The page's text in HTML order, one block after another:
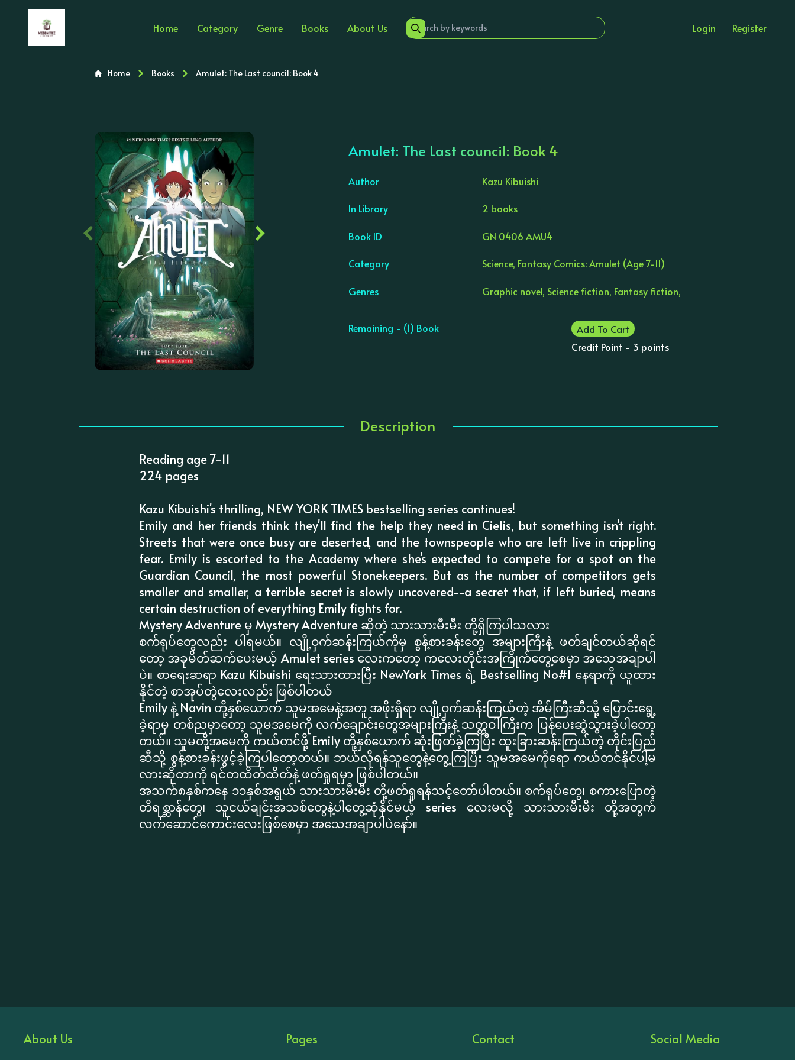
Home Category Genre Books About Us Login Register
Home Books Amulet: The Last council: Book 4
‹ ›
Amulet: The Last council: Book 4
Author Kazu Kibuishi
In Library 2 books
Book ID GN 0406 AMU4
Category Science, Fantasy Comics: Amulet (Age 7-11)
Genres Graphic novel, Science fiction, Fantasy fiction,
Remaining - (1) Book
Add To Cart
Credit Point - 3 points
Description
Reading age 7-11
224 pages
Kazu Kibuishi's thrilling, NEW YORK TIMES bestselling series continues!
Emily and her friends think they'll find the help they need in Cielis, but something isn't right.
Streets that were once busy are deserted, and the townspeople who are left live in crippling
fear. Emily is escorted to the Academy where she's expected to compete for a spot on the
Guardian Council, the most powerful Stonekeepers. But as the number of competitors gets
smaller and smaller, a terrible secret is slowly uncovered--a secret that, if left buried, means
certain destruction of everything Emily fights for.
Mystery Adventure မှ Mystery Adventure ဆိုတဲ့ သားသားမီးမီး တို့ရှိကြပါသလား
စက်ရုပ်တွေလည်း ပါရမယ်။ လျို့ဝှက်ဆန်းကြယ်ကိုမှ စွန့်စားခန်းတွေ အများကြီးနဲ့ ဖတ်ချင်တယ်ဆိုရင်
တော့ အခုမိတ်ဆက်ပေးမယ့် Amulet series လေးကတော့ ကလေးတိုင်းအကြိုက်တွေ့စေမှာ အသေအချာပါ
ပဲ။ စာရေးဆရာ Kazu Kibuishi ရေးသားထားပြီး NewYork Times ရဲ့ Bestselling No#1 နေရာကို ယူထား
နိုင်တဲ့ စာအုပ်တွဲလေးလည်း ဖြစ်ပါတယ်
Emily နဲ့ Navin တို့နှစ်ယောက် သူမအမေနဲ့အတူ အဖိုးရှိရာ လျို့ဝှက်ဆန်းကြယ်တဲ့ အိမ်ကြီးဆီသို့ ပြောင်းရွေ့
ခဲ့ရာမှ တစ်ညမှာတော့ သူမအမေကို လက်ချောင်းတွေအများကြီးနဲ့ သတ္တဝါကြီးက ပြန်ပေးဆွဲသွားခဲ့ပါတော့
တယ်။ သူမတို့အမေကို ကယ်တင်ဖို့ Emily တို့နှစ်ယောက် ဆုံးဖြတ်ခဲ့ကြပြီး ထူးခြားဆန်းကြယ်တဲ့ တိုင်းပြည်
ဆီသို့ စွန့်စားခန်းဖွင့်ခဲ့ကြပါတော့တယ်။ ဘယ်လိုရန်သူတွေနဲ့တွေ့ကြပြီး သူမအမေကိုရော ကယ်တင်နိုင်ပါ့မ
လားဆိုတာကို ရင်တထိတ်ထိတ်နဲ့ ဖတ်ရှုရမှာ ဖြစ်ပါတယ်။
အသက်၈နှစ်ကနေ ၁၁နှစ်အရွယ် သားသားမီးမီး တို့ဖတ်ရှုရန်သင့်တော်ပါတယ်။ စက်ရုပ်တွေ၊ စကားပြောတဲ့
တိရစ္ဆာန်တွေ၊ သူငယ်ချင်းအသစ်တွေနဲ့ပါတွေ့ဆုံနိုင်မယ့် series လေးမလို့ သားသားမီးမီး တို့အတွက်
လက်ဆောင်ကောင်းလေးဖြစ်စေမှာ အသေအချာပါပဲနော်။
About Us Pages Contact Social Media